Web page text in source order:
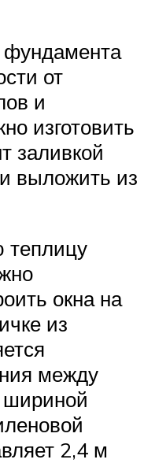
фундамента
от
и
изготовить
заливкой
выложить из
теплицу
окна на
из
между
шириной
2,4 м